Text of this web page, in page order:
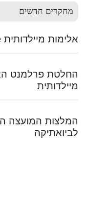
מחקרים חדשים
אלימות מיילדותית Obstetric Violence
החלטת פרלמנט
מיילדותית
המלצות המועצה
לביואתיקה